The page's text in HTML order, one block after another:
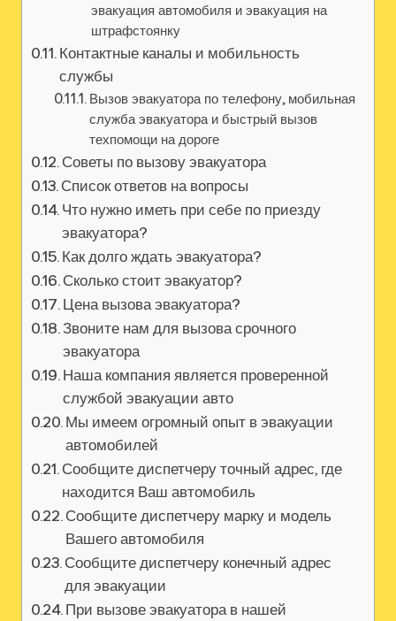
эвакуация автомобиля и эвакуация на
штрафстоянку
Контактные каналы и мобильность
службы
Вызов эвакуатора по телефону, мобильная
служба эвакуатора и быстрый вызов
техпомощи на дороге
Советы по вызову эвакуатора
Список ответов на вопросы
Что нужно иметь при себе по приезду
эвакуатора?
Как долго ждать эвакуатора?
Сколько стоит эвакуатор?
Цена вызова эвакуатора?
Звоните нам для вызова срочного
эвакуатора
Наша компания является проверенной
службой эвакуации авто
Мы имеем огромный опыт в эвакуации
автомобилей
Сообщите диспетчеру точный адрес, где
находится Ваш автомобиль
Сообщите диспетчеру марку и модель
Вашего автомобиля
Сообщите диспетчеру конечный адрес
для эвакуации
При вызове эвакуатора в нашей